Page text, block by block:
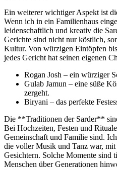
Ein weiterer wichtiger Aspekt ist
Wenn ​ich ⁣in ein​ Familienhaus
leidenschaftlich und‌ kreativ die⁣
Gerichte ‌sind nicht nur köstlich,
Kultur.​ Von würzigen Eintöpfen
jedes Gericht ⁣hat seinen ⁢eigenen
Rogan Josh – ein würziger
Gulab ‌Jamun – eine ⁢süße
zergeht.
Biryani – das perfekte
Die **Traditionen der Sarder**
Bei Hochzeiten, Festen​ und
Gemeinschaft und Familie sind.
die voller Musik und Tanz war,
Gesichtern. Solche​ Momente sind
Menschen über Generationen